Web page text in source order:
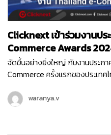
Clicknext เข้าร่วมงานป
Commerce Awards
จัดขึ้นอย่างยิ่งใหญ่ กับงานประก
Commerce ครั้งแรกของประเท
5-6 ชั้น LG ศูนย์ประชุมแห่งชาติ
เสวนา…
waranya.v